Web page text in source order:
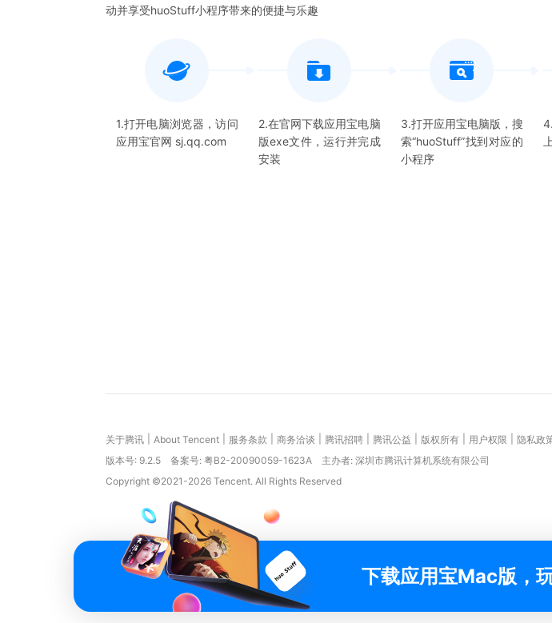
动并享受huoStuff小程序带来的便捷与乐趣
1.打开电脑浏览器，访问
应用宝官网 sj.qq.com
2.在官网下载应用宝电脑
版exe文件，运行并完成
安装
3.打开应用宝电脑版，搜
索“huoStuff”找到对应的
小程序
关于腾讯 About Tencent 服务条款 商务洽谈 腾讯招聘 腾讯公益 版权所有 用户权限 隐私政
版本号: 9.2.5 备案号: 粤B2-20090059-1623A
主办者: 深圳市腾讯计算机系统有限公司
Copyright ©2021-2026 Tencent. All Rights Reserved
下载应用宝Mac版，